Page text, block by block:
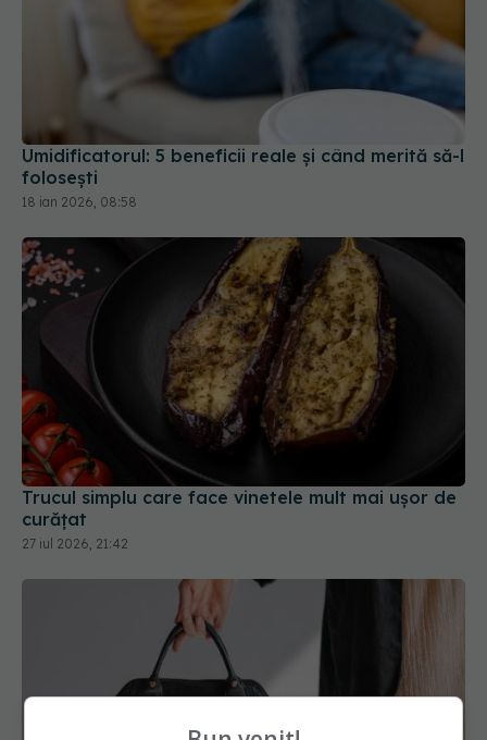
Umidificatorul: 5 beneficii reale și când merită să-l
18 ian 2026, 08:58
Trucul simplu care face vinetele mult mai ușor de
curățat
27 iul 2026, 21:42